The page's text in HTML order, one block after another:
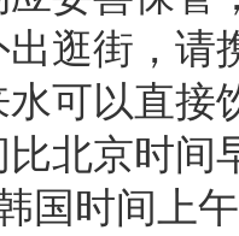
逛街，请
水可以直接
比北京时
国时间上